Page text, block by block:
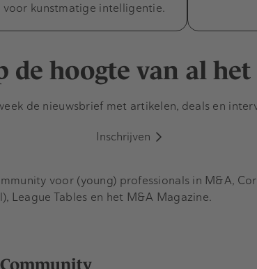
voor kunstmatige intelligentie.
de hoogte van al het
de nieuwsbrief met artikelen, deals en
Inschrijven
Community
voor (young) professionals in M&A,
League Tables en het M&A Magazine.